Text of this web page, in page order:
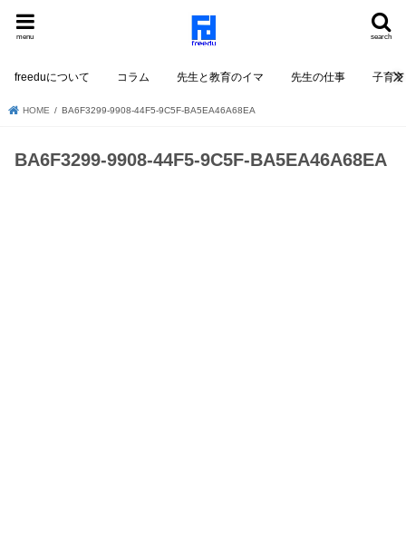
search
menu
freeduについて コラム 先生と教育のイマ 先生の仕事 子育て
HOME BA6F3299-9908-44F5-9C5F-BA5EA46A68EA
BA6F3299-9908-44F5-9C5F-BA5EA46A68EA